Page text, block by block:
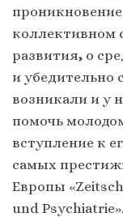
коллективном
развития, о
и убедительно
возникали и у
помочь
вступление к
самых
Европы
und